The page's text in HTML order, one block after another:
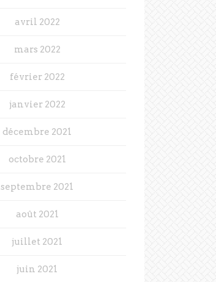
avril 2022
mars 2022
février 2022
janvier 2022
décembre 2021
octobre 2021
septembre 2021
août 2021
juillet 2021
juin 2021